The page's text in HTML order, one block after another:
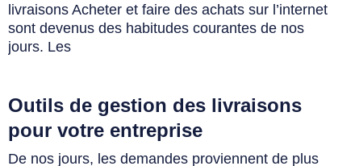
livraisons Acheter et faire des achats sur l’internet
sont devenus des habitudes courantes de nos
jours. Les
Outils de gestion des livraisons
pour votre entreprise
De nos jours, les demandes proviennent de plus